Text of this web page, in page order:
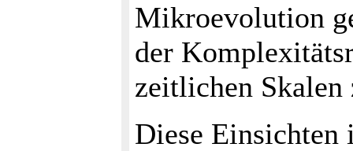
Mikroevolution
der
zeitlichen Skalen
Diese Einsichten